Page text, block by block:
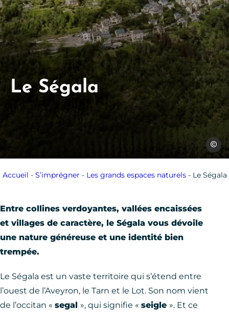
Yves
Le Ségala
Accueil - S’imprégner - Les grands espaces naturels- Le Ségala
Entre collines verdoyantes, vallées encaissées
et villages de caractère, le Ségala vous dévoile
une nature généreuse et une identité bien
trempée.
Le Ségala est un vaste territoire qui s’étend entre
l’ouest de l’Aveyron, le Tarn et le Lot. Son nom vient
de l’occitan « segal », qui signifie « seigle ». Et ce